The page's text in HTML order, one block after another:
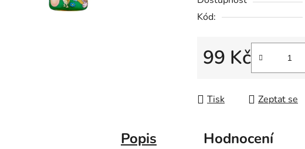
5
hvězdiček.
Kód:
99 Kč
Měrná cena:
Tisk Zeptat se
Popis Hodnocení